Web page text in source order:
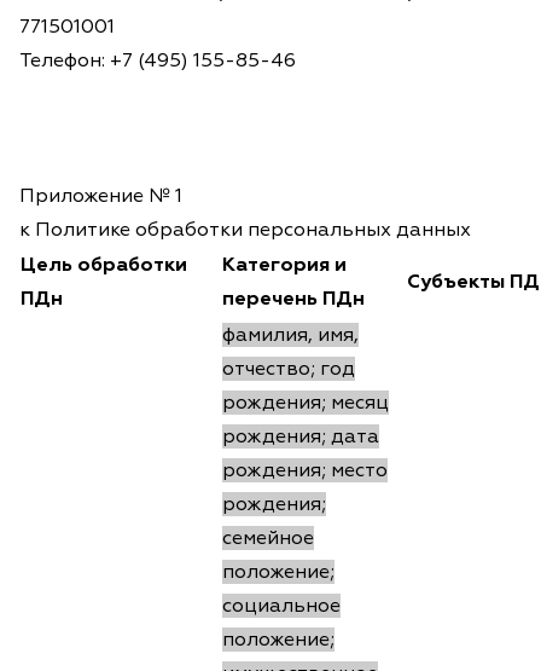
771501001
Телефон: +7 (495) 155-85-46
Приложение № 1
к Политике обработки персональных данных
Цель обработки
ПДн
Категория и
перечень ПДн
Субъекты
фамилия, имя,
отчество; год
рождения; месяц
рождения; дата
рождения; место
рождения;
семейное
положение;
социальное
положение;